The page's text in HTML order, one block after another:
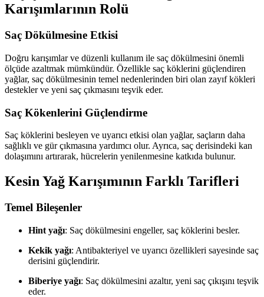
Karışımlarının Rolü
Saç Dökülmesine Etkisi
Doğru karışımlar ve düzenli kullanım ile saç dökülmesini önemli
ölçüde azaltmak mümkündür. Özellikle saç köklerini güçlendiren
yağlar, saç dökülmesinin temel nedenlerinden biri olan zayıf kökleri
destekler ve yeni saç çıkmasını teşvik eder.
Saç Kökenlerini Güçlendirme
Saç köklerini besleyen ve uyarıcı etkisi olan yağlar, saçların daha
sağlıklı ve gür çıkmasına yardımcı olur. Ayrıca, saç derisindeki kan
dolaşımını artırarak, hücrelerin yenilenmesine katkıda bulunur.
Kesin Yağ Karışımının Farklı Tarifleri
Temel Bileşenler
Hint yağı: Saç dökülmesini engeller, saç köklerini besler.
Kekik yağı: Antibakteriyel ve uyarıcı özellikleri sayesinde saç
derisini güçlendirir.
Biberiye yağı: Saç dökülmesini azaltır, yeni saç çıkışını teşvik
eder.